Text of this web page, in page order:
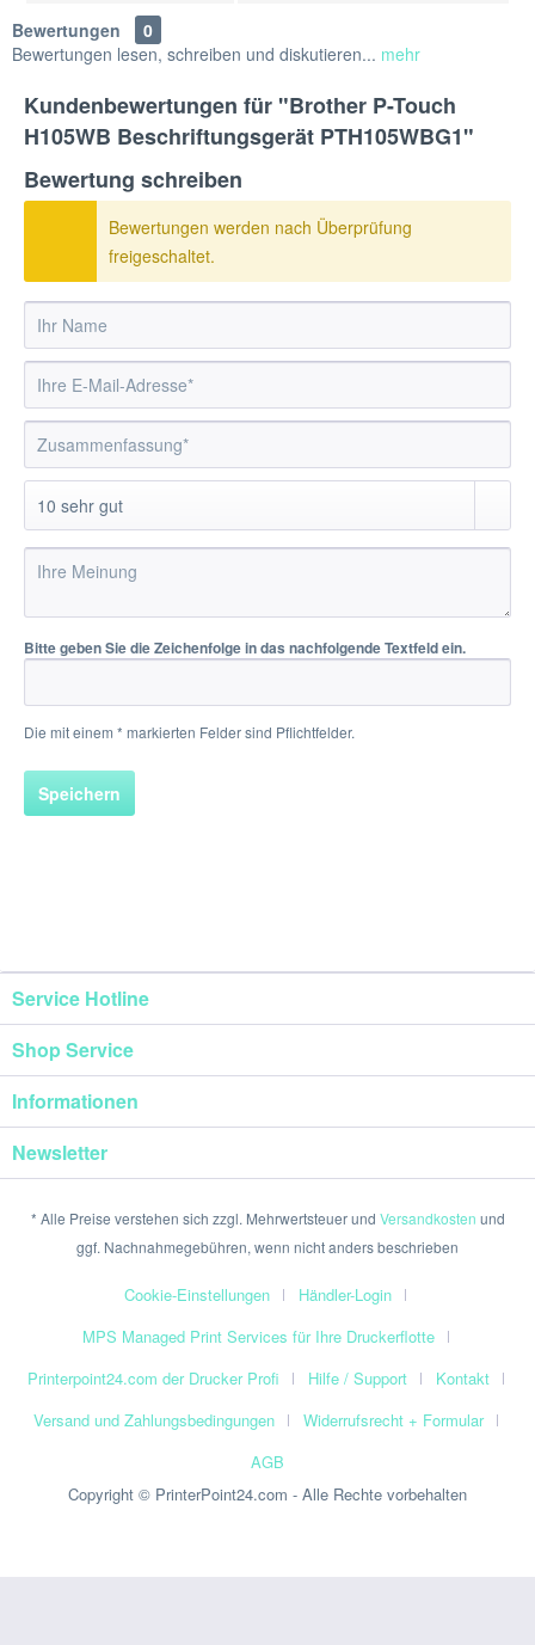
Bewertungen
0
Bewertungen lesen, schreiben und diskutieren... mehr
Kundenbewertungen für "Brother P-Touch
H105WB Beschriftungsgerät PTH105WBG1"
Bewertung schreiben
Bewertungen werden nach Überprüfung
freigeschaltet.
Bitte geben Sie die Zeichenfolge in das nachfolgende Textfeld ein.
Die mit einem * markierten Felder sind Pflichtfelder.
Speichern
Service Hotline
Shop Service
Informationen
Newsletter
* Alle Preise verstehen sich zzgl. Mehrwertsteuer und Versandkosten und
ggf. Nachnahmegebühren, wenn nicht anders beschrieben
Cookie-Einstellungen
Händler-Login
MPS Managed Print Services für Ihre Druckerflotte
Printerpoint24.com der Drucker Profi
Hilfe / Support
Kontakt
Versand und Zahlungsbedingungen
Widerrufsrecht + Formular
AGB
Copyright © PrinterPoint24.com - Alle Rechte vorbehalten